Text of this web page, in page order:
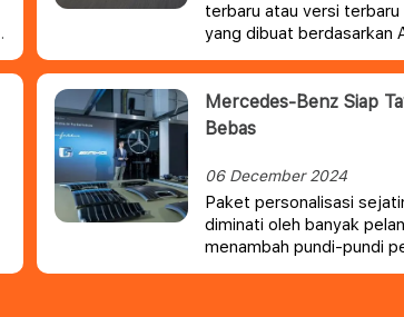
terbaru atau versi
yang dibuat berdasarkan
Mercedes-Benz Siap
Bebas
06 December 2024
Paket personalisasi
diminati oleh banyak
menambah pundi-pundi
pelanggan yang